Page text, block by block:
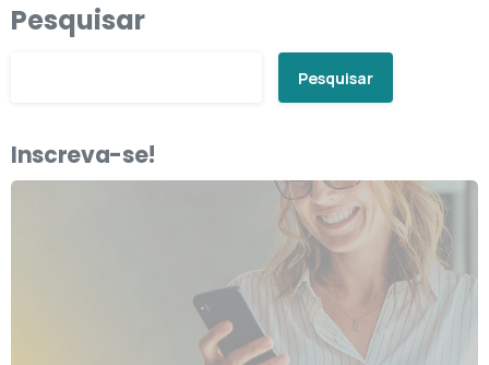
Pesquisar
Pesquisar
Inscreva-se!